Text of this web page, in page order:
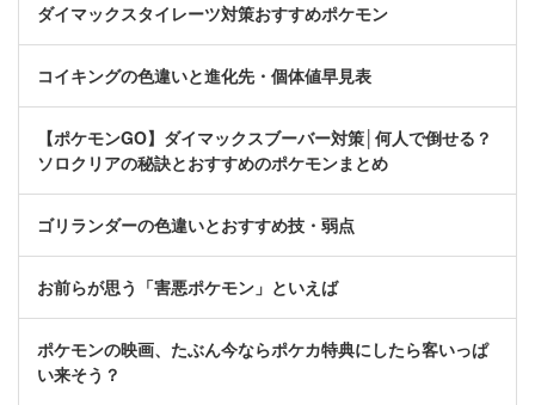
ダイマックスタイレーツ対策おすすめポケモン
コイキングの色違いと進化先・個体値早見表
【ポケモンGO】ダイマックスブーバー対策│何人で倒せる？
ソロクリアの秘訣とおすすめのポケモンまとめ
ゴリランダーの色違いとおすすめ技・弱点
お前らが思う「害悪ポケモン」といえば
ポケモンの映画、たぶん今ならポケカ特典にしたら客いっぱ
い来そう？